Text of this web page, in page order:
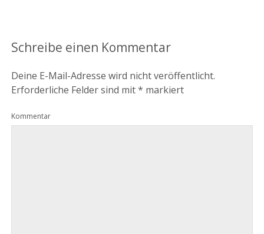
Schreibe einen Kommentar
Deine E-Mail-Adresse wird nicht veröffentlicht.
Erforderliche Felder sind mit* markiert
Kommentar